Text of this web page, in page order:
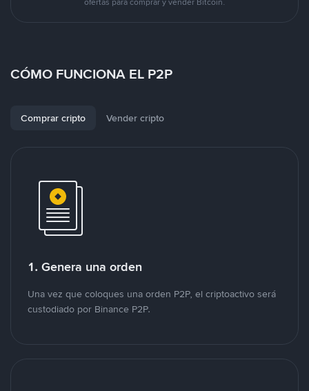
CÓMO FUNCIONA EL P2P
Comprar cripto Vender cripto
1. Genera una orden
Una vez que coloques una orden P2P, el criptoactivo será
custodiado por Binance P2P.